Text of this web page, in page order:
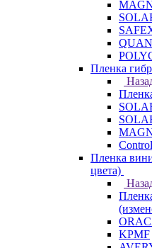
Пленка
Пленка
цвета)
KPMF